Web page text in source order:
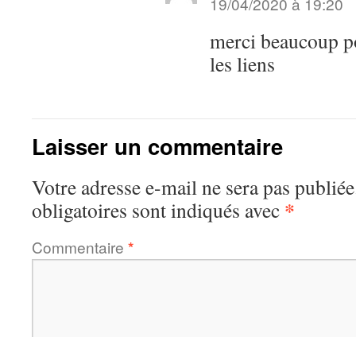
merci beaucoup
les liens
Laisser un commentaire
Votre adresse e-mail ne sera pas
obligatoires sont indiqués avec *
Commentaire *